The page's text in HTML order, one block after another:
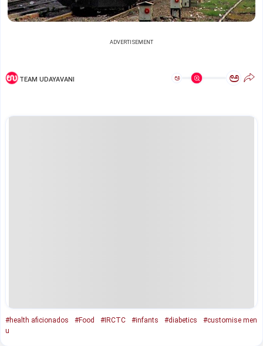
ADVERTISEMENT
TEAM UDAYAVANI ಅ ಅ
#health aficionados #Food #IRCTC #infants #diabetics
#customise men
u